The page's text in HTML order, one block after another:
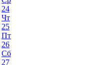
24
Чт
25
Пт
26
Сб
27